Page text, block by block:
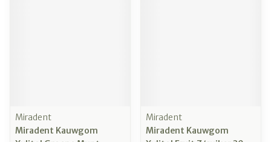
Miradent
Miradent Kauwgom
Miradent
Miradent Kauwgom